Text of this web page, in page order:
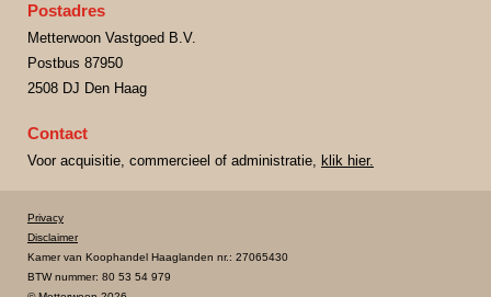
Postadres
Metterwoon Vastgoed B.V.
Postbus 87950
2508 DJ Den Haag
Contact
Voor acquisitie, commercieel of administratie, klik hier.
Privacy
Disclaimer
Kamer van Koophandel Haaglanden nr.: 27065430
BTW nummer: 80 53 54 979